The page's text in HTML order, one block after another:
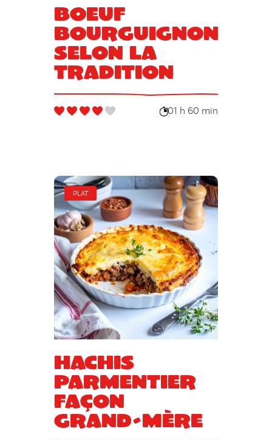
Boeuf
bourguignon
selon la
tradition
01 h 60 min
PLAT
Hachis
Parmentier
façon
grand-mère